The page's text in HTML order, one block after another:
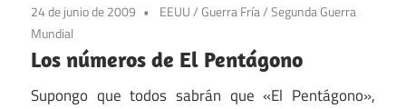
24 de junio de 2009 EEUU/Guerra Fría/Segunda Guerra
Mundial
Los números de El Pentágono
Supongo que todos sabrán que «El Pentágono»,